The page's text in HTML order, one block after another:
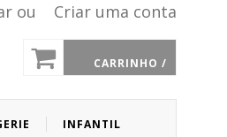
ou Criar uma conta
CARRINHO /
INFANTIL